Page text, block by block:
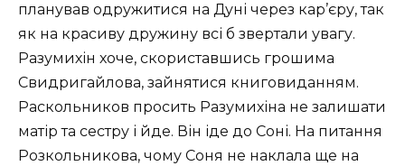
планував одружитися на Дуні через кар’єру, так
як на красиву дружину всі б звертали увагу.
Разумихін хоче, скориставшись грошима
Свидригайлова, зайнятися книговиданням.
Раскольников просить Разумихіна не залишати
матір та сестру і йде. Він іде до Соні. На питання
Розкольникова, чому Соня не наклала ще на